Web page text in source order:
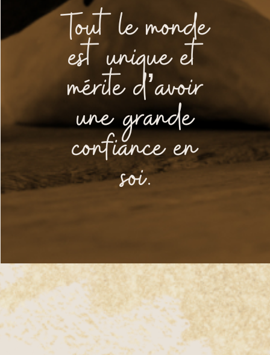
Tout le monde
est unique et
mérite d’avoir
une grande
confiance en
soi.